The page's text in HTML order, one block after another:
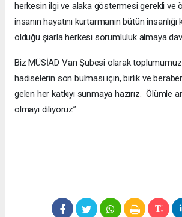
herkesin ilgi ve alaka göstermesi gerekli ve
insanın hayatını kurtarmanın bütün
olduğu şiarla herkesi sorumluluk almaya
Biz MÜSİAD Van Şubesi olarak
hadiselerin son bulması için, birlik ve
gelen her katkıyı sunmaya hazırız. Ölümle
olmayı diliyoruz”